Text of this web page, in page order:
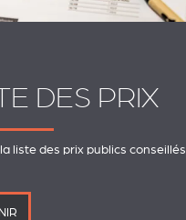
DES PRIX
liste des prix publics conseillés